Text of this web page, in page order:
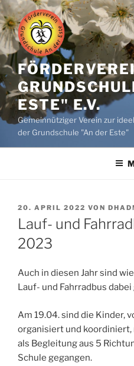
Zum
Inhalt
springen
ESTE" E.V.
Gemeinnütziger Verein zur
der Grundschule "An der Este"
VERÖFFENTLICHT
AM
20. APRIL 2022 VON
Lauf- und
2023
Auch in diesen Jahr sind
Lauf- und Fahrradbus
Am 19.04. sind die Kinder,
organisiert und
als Begleitung aus 5
Schule gegangen.